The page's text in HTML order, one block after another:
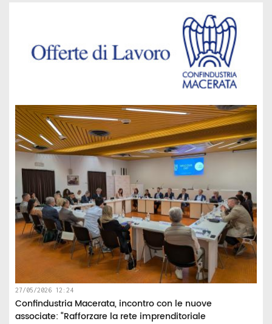
27/05/2026 12:24
Confindustria Macerata, incontro con le nuove
associate: “Rafforzare la rete imprenditoriale